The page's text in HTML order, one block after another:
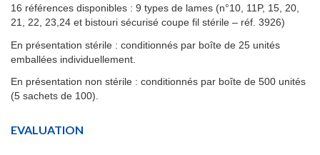
16 références disponibles : 9 types de lames (n°10, 11P, 15, 20,
21, 22, 23,24 et bistouri sécurisé coupe fil stérile – réf. 3926)
En présentation stérile : conditionnés par boîte de 25 unités
emballées individuellement.
En présentation non stérile : conditionnés par boîte de 500 unités
(5 sachets de 100).
EVALUATION